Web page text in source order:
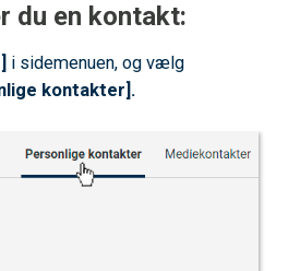
du en kontakt:
i sidemenuen, og vælg
kontakter].